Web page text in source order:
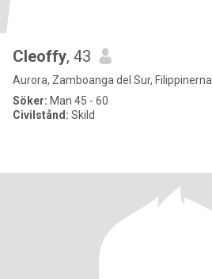
Cleoffy, 43
Aurora, Zamboanga del Sur, Filippinerna
Söker: Man 45 - 60
Civilstånd: Skild